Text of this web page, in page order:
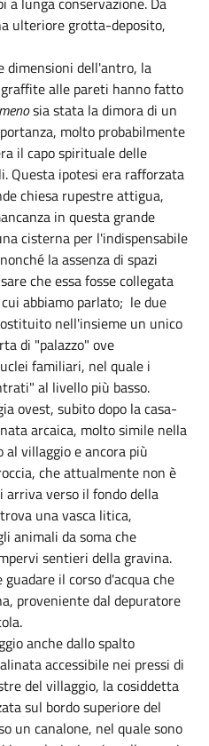
ulteriore grotta-deposito,
dimensioni dell'antro, la
alle pareti hanno fatto
sia stata la dimora di un
molto probabilmente
il capo spirituale delle
Questa ipotesi era rafforzata
chiesa rupestre attigua,
in questa grande
cisterna per l'indispensabile
la assenza di spazi
che essa fosse collegata
abbiamo parlato; le due
nell'insieme un unico
di "palazzo" ove
familiari, nel quale i
al livello più basso.
ovest, subito dopo la casa-
arcaica, molto simile nella
villaggio e ancora più
che attualmente non è
verso il fondo della
una vasca litica,
animali da soma che
sentieri della gravina.
il corso d'acqua che
proveniente dal depuratore
anche dallo spalto
accessibile nei pressi di
del villaggio, la cosiddetta
sul bordo superiore del
un canalone, nel quale sono